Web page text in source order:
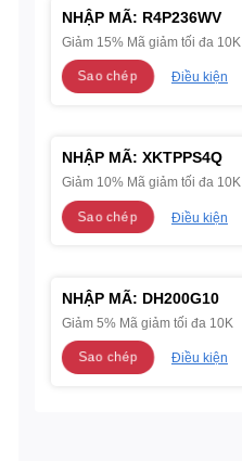
NHẬP MÃ: R4P236WV
Giảm 15% Mã giảm tối đa 10K
Sao chép Điều kiện
NHẬP MÃ: XKTPPS4Q
Giảm 10% Mã giảm tối đa 10K
Sao chép Điều kiện
NHẬP MÃ: DH200G10
Giảm 5% Mã giảm tối đa 10K
Sao chép Điều kiện